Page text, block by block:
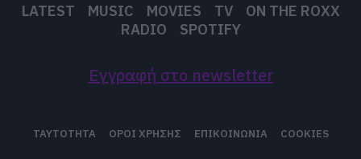
LATEST MUSIC MOVIES TV
ON THE ROXX
RADIO
SPOTIFY
Εγγραφή στο newsletter
ΤΑΥΤΟΤΗΤΑ ΟΡΟΙ ΧΡΗΣΗΣ ΕΠΙΚΟΙΝΩΝΙΑ COOKIES